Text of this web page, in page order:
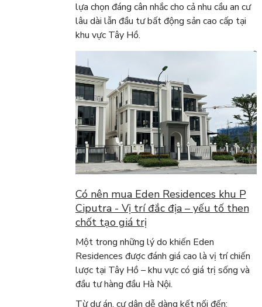
lựa chọn đáng cân nhắc cho cả nhu cầu an cư
lâu dài lẫn đầu tư bất động sản cao cấp tại
khu vực Tây Hồ.
Có nên mua Eden Residences khu P
Ciputra - Vị trí đắc địa – yếu tố then
chốt tạo giá trị
Một trong những lý do khiến Eden
Residences được đánh giá cao là vị trí chiến
lược tại Tây Hồ – khu vực có giá trị sống và
đầu tư hàng đầu Hà Nội.
Từ dự án, cư dân dễ dàng kết nối đến: